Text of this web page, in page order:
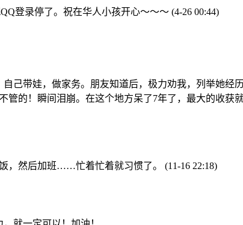
登录停了。祝在华人小孩开心～～～ (4-26 00:44)
己带娃，做家务。朋友知道后，极力劝我，列举她经
的！瞬间泪崩。在这个地方呆了7年了，最大的收获
，然后加班……忙着忙着就习惯了。 (11-16 22:18)